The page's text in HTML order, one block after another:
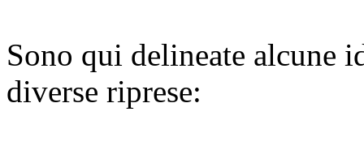
Sono qui delineate alcune
diverse riprese: